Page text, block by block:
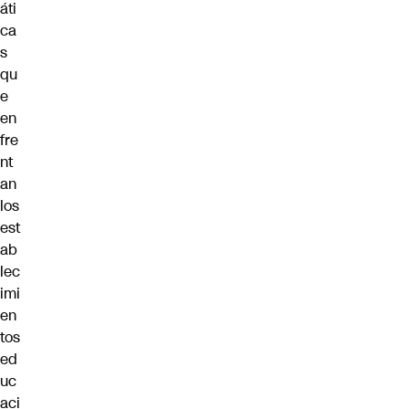
áti
ca
s
qu
e
en
fre
nt
an
los
est
ab
lec
imi
en
tos
ed
uc
aci